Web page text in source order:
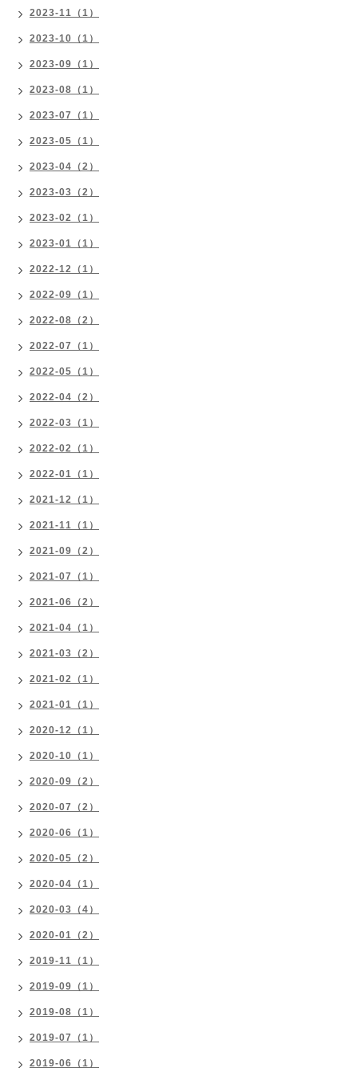
2023-11（1）
2023-10（1）
2023-09（1）
2023-08（1）
2023-07（1）
2023-05（1）
2023-04（2）
2023-03（2）
2023-02（1）
2023-01（1）
2022-12（1）
2022-09（1）
2022-08（2）
2022-07（1）
2022-05（1）
2022-04（2）
2022-03（1）
2022-02（1）
2022-01（1）
2021-12（1）
2021-11（1）
2021-09（2）
2021-07（1）
2021-06（2）
2021-04（1）
2021-03（2）
2021-02（1）
2021-01（1）
2020-12（1）
2020-10（1）
2020-09（2）
2020-07（2）
2020-06（1）
2020-05（2）
2020-04（1）
2020-03（4）
2020-01（2）
2019-11（1）
2019-09（1）
2019-08（1）
2019-07（1）
2019-06（1）